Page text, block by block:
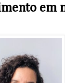
em